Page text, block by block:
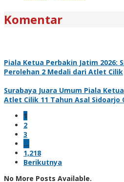
Komentar
Piala Ketua Perbakin Jatim 2026:
Perolehan 2 Medali dari Atlet Cilik
Surabaya Juara Umum Piala
Atlet Cilik 11 Tahun Asal Sidoarjo
1
2
3
…
1,218
Berikutnya
No More Posts Available.